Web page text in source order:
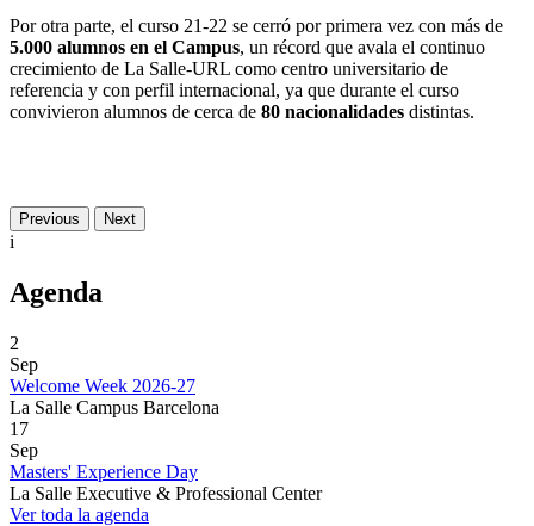
Por otra parte, el curso 21-22 se cerró por primera vez con más de
5.000 alumnos en el Campus, un récord que avala el continuo
crecimiento de La Salle-URL como centro universitario de
referencia y con perfil internacional, ya que durante el curso
convivieron alumnos de cerca de 80 nacionalidades distintas.
Previous Next
i
Agenda
2
Sep
Welcome Week 2026-27
La Salle Campus Barcelona
17
Sep
Masters' Experience Day
La Salle Executive & Professional Center
Ver toda la agenda